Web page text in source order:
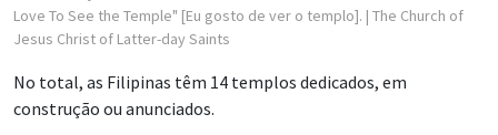
Love To See the Temple" [Eu gosto de ver o templo]. | The Church of
Jesus Christ of Latter-day Saints
No total, as Filipinas têm 14 templos dedicados, em
construção ou anunciados.